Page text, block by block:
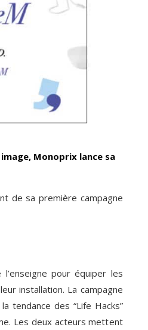
Monoprix lance sa
de sa première campagne
l’enseigne pour équiper les
installation. La campagne
tendance des “Life Hacks”
Les deux acteurs mettent